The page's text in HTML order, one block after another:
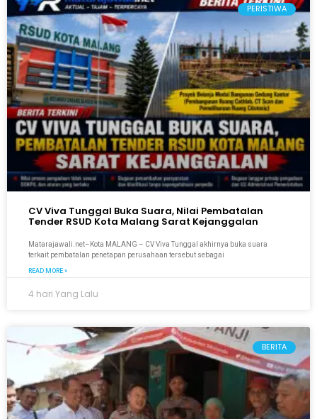
PERISTIWA
CV Viva Tunggal Buka Suara, Nilai Pembatalan
Tender RSUD Kota Malang Sarat Kejanggalan
Matarajawali.net–Kota MALANG – CV Viva Tunggal akhirnya buka suara
terkait pembatalan penetapan perusahaan tersebut sebagai
READ MORE »
4 hari Yang Lalu
BERITA